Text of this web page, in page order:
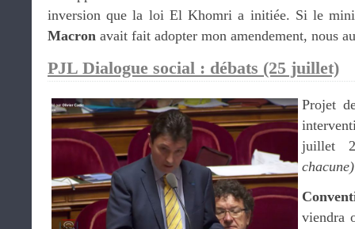
inversion que la loi El Khomri a initiée. Si le
Macron avait fait adopter mon amendement, nous
PJL Dialogue social : débats (25 juillet)
Projet
juillet
viendra